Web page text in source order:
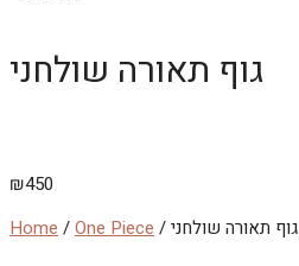
גוף תאורה שולחני
₪450
Home /One Piece / גוף תאורה שולחני